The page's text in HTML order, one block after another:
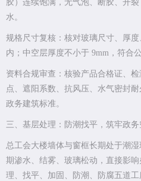
胶）连续饱满，无气泡、断胶、开
水。
规格尺寸复核：核对玻璃尺寸、厚
内；中空层厚度不小于 9mm，符合
资料合规审查：核验产品合格证、
点、遮阳系数、抗风压、水气密封
政务建筑标准。
三、基层处理：防潮找平，筑牢政
总工会大楼墙体与窗框长期处于潮
期渗水、结雾、玻璃松动，直接影
理、找平、加固、防潮、防腐五道工